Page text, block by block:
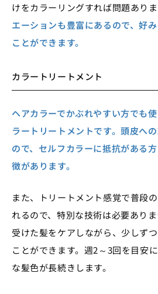
けをカラーリングすれば問題ありま
エーションも豊富にあるので、好
ことができます。
カラートリートメント
ヘアカラーでかぶれやすい方でも
ラートリートメントです。頭皮へ
ので、セルフカラーに抵抗がある
徴があります。
また、トリートメント感覚で普段
れるので、特別な技術は必要あり
受けた髪をケアしながら、少しず
ことができます。週2～3回を目安
な髪色が長続きします。